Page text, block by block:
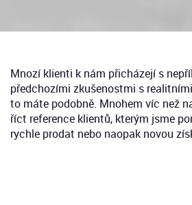
Mnozí klienti k nám přicházejí s
předchozími zkušenostmi s
to máte podobně. Mnohem víc než
říct reference klientů, kterým jsme
rychle prodat nebo naopak novou